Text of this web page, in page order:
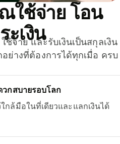
ใช้จ่าย โอน
ะเงิน
จ่าย และรับเงินเป็นสกุลเงิน
ย่างที่ต้องการได้ทุกเมื่อ ครบ
วกสบายรอบโลก
กล้มือในที่เดียวและแลกเงินได้